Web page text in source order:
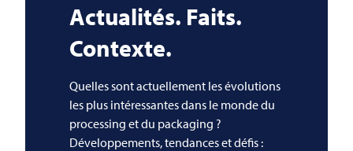
Actualités. Faits.
Contexte.
Quelles sont actuellement les évolutions
les plus intéressantes dans le monde du
processing et du packaging ?
Développements, tendances et défis :